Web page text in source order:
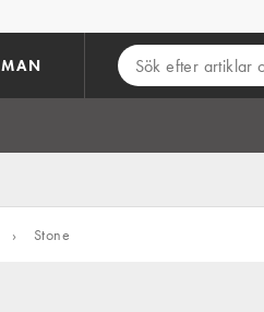
MAN
› Stone